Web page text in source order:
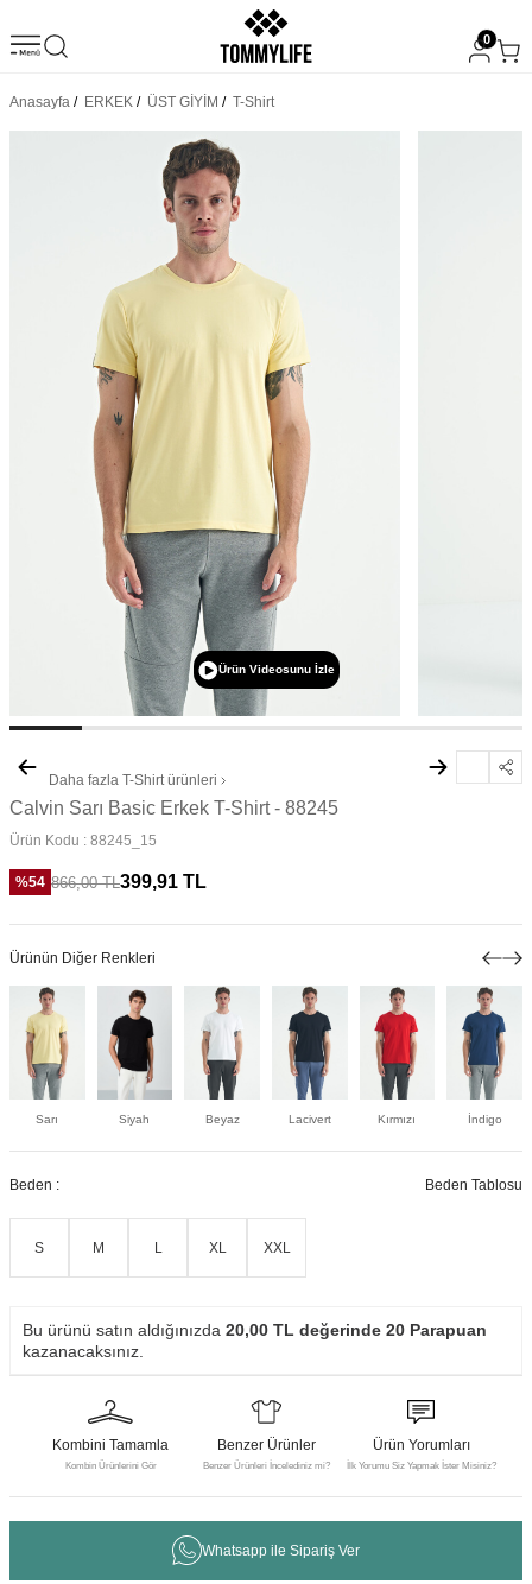
0
Anasayfa / ERKEK / ÜST GİYİM / T-Shirt
Ürün Videosunu İzle
Daha fazla T-Shirtürünleri
Calvin Sarı Basic Erkek T-Shirt - 88245
Ürün Kodu : 88245_15
%54 866,00TL399,91 TL
Ürünün Diğer Renkleri
Sarı Siyah Beyaz Lacivert Kırmızı İndigo
Beden : Beden Tablosu
S M L XL XXL
Bu ürünü satın aldığınızda 20,00 TL değerinde 20 Parapuan
kazanacaksınız.
Kombini Tamamla
Kombin Ürünlerini Gör
Benzer Ürünler
Benzer Ürünleri İncelediniz mi?
Ürün Yorumları
İlk Yorumu Siz Yapmak İster Misiniz?
Whatsapp ile Sipariş Ver